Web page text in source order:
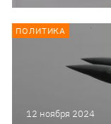
12 ноября 2024
ПОЛИТИКА